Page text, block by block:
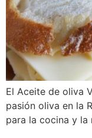
El Aceite de oliva
pasión oliva en la
para la cocina y la